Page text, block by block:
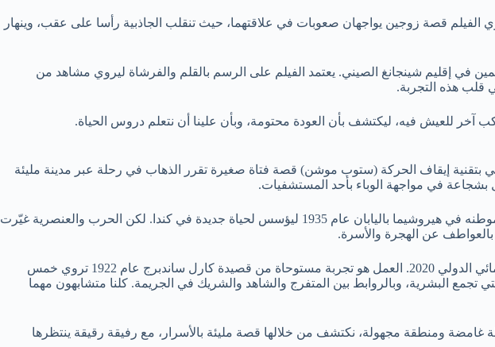
قصة زوجين يواجهان صعوبات في علاقتهما، حيث تنقلب الجاذبية رأسا على عقب، وينهار
في إقليم شينجانغ الصيني. يعتمد الفيلم على الرسم بالقلم والفرشاة ليروي مشاهد من
قلب هذه التجربة.
للعيش فيه، ليكتشف بأن العودة محتومة، وبأن علينا أن نتعلم دروس الحياة.
بتقنية إيقاف الحركة (ستوب موشن) قصة فتاة صغيرة تقرر الذهاب في رحلة عبر مدينة مليئة
بشجاعة في مواجهة الوباء بأحد المستشفيات.
ويضم البرنامج خارج المسابقة 8 أفلام، هي؛ “كتاب المسافات” الذي يروي فيه راندال أوكيتا، قصة جده الذي غادر موطنه في هيروشيما باليابان عام 1935 ليؤسس لحياة جديدة في كندا. لكن الحرب والعنصرية غيّرت
بالعواطف عن الهجرة والأسرة.
وفيلم “الجلاد في البيت” من إخراج ميشيل ويوري كارنوت كان قد فاز بالجائزة الكبرى في مهرجان البندقية السينمائي الدولي 2020. العمل هو تجربة مستوحاة من قصيدة كارل ساندبرج عام 1922 تروي خمس
البشرية، وبالروابط بين المتفرج والشاهد والشريك في الجريمة. كلنا متشابهون مهما
ومنطقة مجهولة، نكتشف من خلالها قصة مليئة بالأسرار، مع رفيقة رقيقة ينتظرها